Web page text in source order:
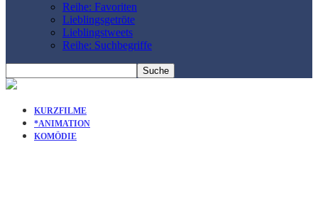
Reihe: Favoriten
Lieblingsgetröte
Lieblingstweets
Reihe: Suchbegriffe
KURZFILME
*ANIMATION
KOMÖDIE